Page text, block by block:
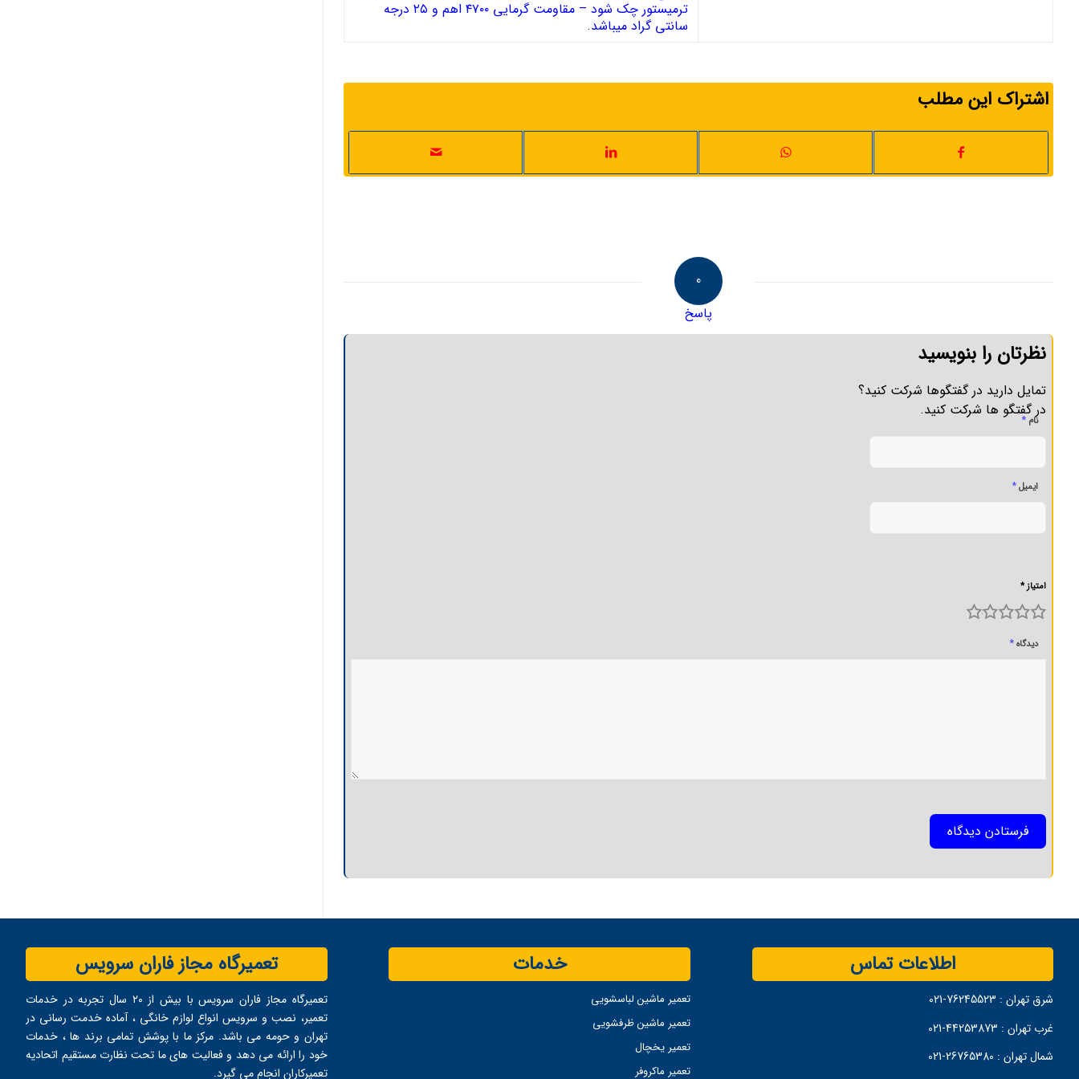
ترمیستور چک شود – مقاومت گرمایی ۴۷۰۰ اهم و ۲۵ درجه
سانتی گراد میباشد.
اشتراک این مطلب
0
پاسخ
نظرتان را بنویسید
تمایل دارید در گفتگوها شرکت کنید؟
در گفتگو ها شرکت کنید.
نام *
ایمیل*
امتیاز *
4 3 2 1
دیدگاه*
اطلاعات تماس
شرق تهران : 76245523-021
غرب تهران : 44253873-021
شمال تهران :
خدمات
تعمیر ماشین لباسشویی
تعمیر ماشین ظرفشویی
تعمیر یخچال
تعمیر ماکروفر
تعمیرگاه مجاز فاران سرویس
تعمیرگاه مجاز فاران سرویس با بیش از ۲۰ سال تجربه در خدمات
تعمیر، نصب و سرویس انواع لوازم خانگی ، آماده خدمت ‌رسانی در
تهران و حومه می ‌باشد. مرکز ما با پوشش تمامی برند ها ، خدمات
خود را ارائه می ‌دهد و فعالیت های ما تحت نظارت مستقیم اتحادیه
تعمیرکاران انجام می ‌گیرد.